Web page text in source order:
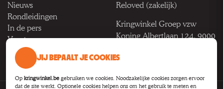
Nieuws
Rondleidingen
In de pers
Vacatures
Reloved (zakelijk)
Kringwinkel Groep vzw
Koning Albertlaan 124, 9000
BTW BE 1033.922.208
JIJ BEPAALT JE COOKIES
Op kringwinkel.be gebruiken we cookies. Noodzakelijke cookies zorgen ervoor
dat de site werkt. Optionele cookies helpen ons om het gebruik te meten en